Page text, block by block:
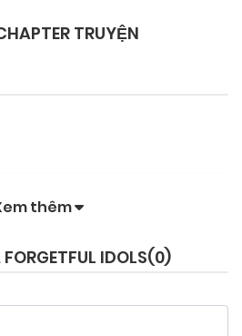
TRUYỆN
thêm
IDOLS(0)